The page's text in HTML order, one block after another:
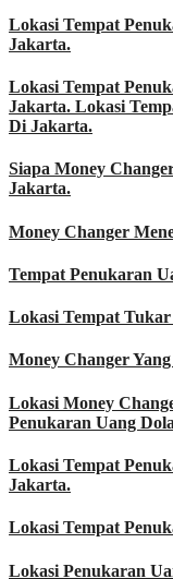
Lokasi Tempat
Jakarta.
Lokasi Tempat
Jakarta. Lokasi
Di Jakarta.
Siapa Money
Jakarta.
Money Changer
Tempat Penukaran
Lokasi Tempat
Money Changer
Lokasi Money
Penukaran Uang
Lokasi Tempat
Jakarta.
Lokasi Tempat
Lokasi Penukaran